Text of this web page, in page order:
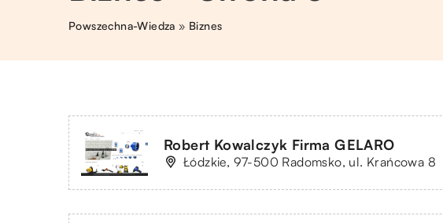
Powszechna-Wiedza » Biznes
Robert Kowalczyk Firma GELARO
Łódzkie, 97-500 Radomsko, ul. Krańcowa 8